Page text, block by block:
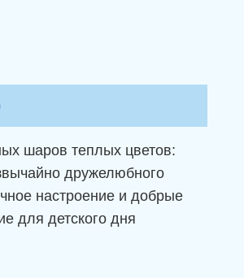
шаров теплых цветов:
дружелюбного
настроение и добрые
для детского дня